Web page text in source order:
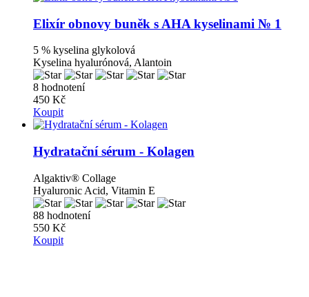
Elixír obnovy buněk s AHA kyselinami № 1
5 % kyselina glykolová
Kyselina hyalurónová, Alantoin
8 hodnotení
450 Kč
Koupit
Hydratační sérum - Kolagen
Algaktiv® Collage
Hyaluronic Acid, Vitamin E
88 hodnotení
550 Kč
Koupit